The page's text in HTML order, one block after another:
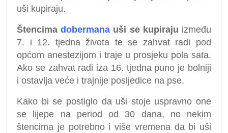
uši kupiraju.
Štencimadobermana uši se kupiraju između
7. i 12. tjedna života te se zahvat radi pod
općom anestezijom i traje u prosjeku pola sata.
Ako se zahvat radi iza 16. tjedna puno je bolniji
i ostavlja veće i trajnije posljedice na pse.
Kako bi se postiglo da uši stoje uspravno one
se lijepe na period od 30 dana, no nekim
štencima je potrebno i više vremena da bi uši